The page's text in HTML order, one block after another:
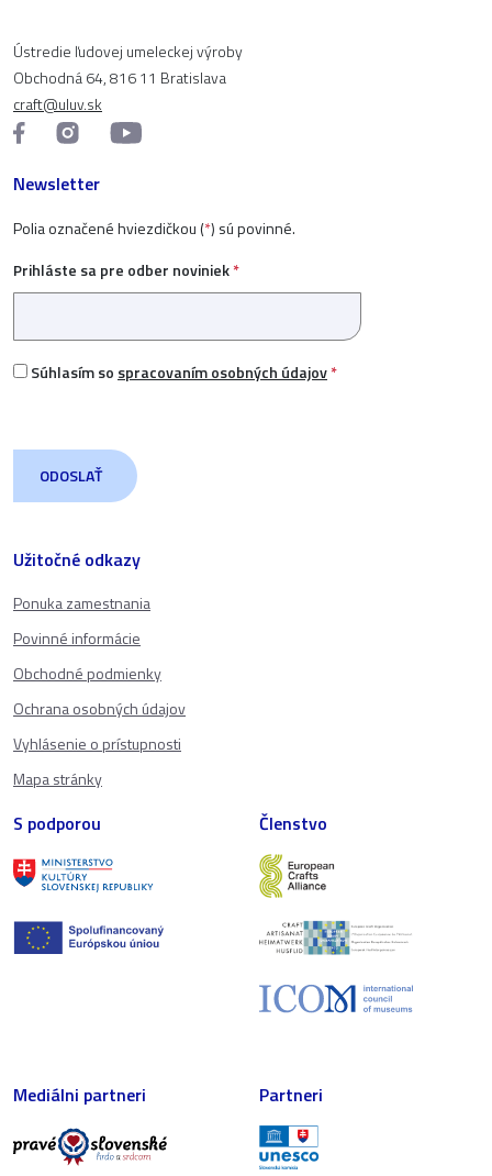
Užitočné odkazy
Ponuka zamestnania
Povinné informácie
Obchodné podmienky
Ochrana osobných údajov
Vyhlásenie o prístupnosti
Mapa stránky
Ústredie ľudovej umeleckej výroby
Obchodná 64, 816 11 Bratislava
craft@uluv.sk
Newsletter
Polia označené hviezdičkou (*) sú povinné.
Prihláste sa pre odber noviniek*
Súhlasím so spracovaním osobných údajov*
S podporou Členstvo
Mediálni partneri Partneri